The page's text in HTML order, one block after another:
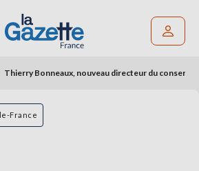
Thierry Bonneaux, nouveau directeur du
France